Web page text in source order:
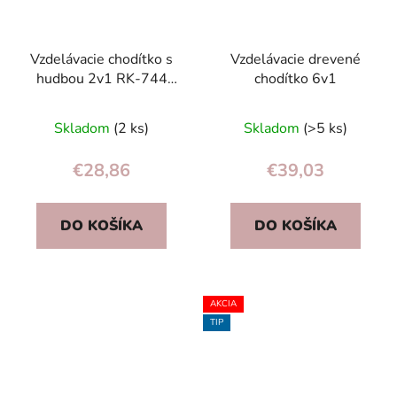
Vzdelávacie chodítko s
hudbou 2v1 RK-744
Skladom (2 ks)
€28,86
DO KOŠÍKA
Vzdelávacie drevené
chodítko 6v1
hodnotenie
produktu
je
5,0
z
Skladom (>5 ks)
€39,03
DO KOŠÍKA
AKCIA
TIP